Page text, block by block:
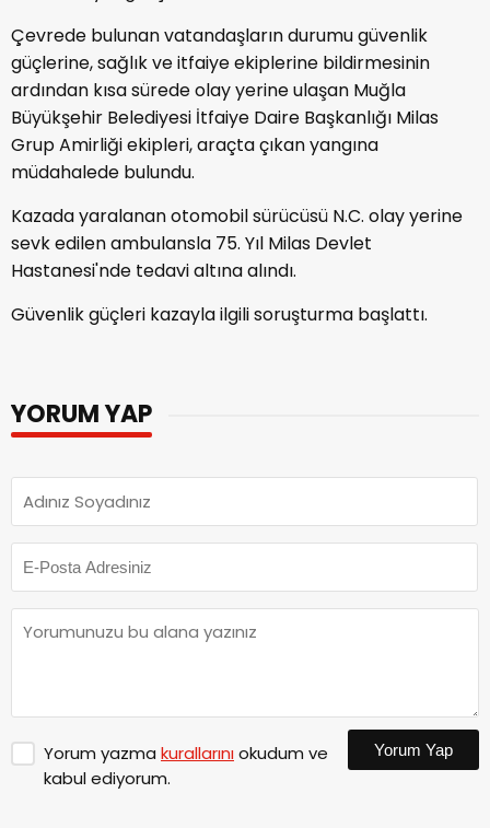
Çevrede bulunan vatandaşların durumu güvenlik
güçlerine, sağlık ve itfaiye ekiplerine bildirmesinin
ardından kısa sürede olay yerine ulaşan Muğla
Büyükşehir Belediyesi İtfaiye Daire Başkanlığı Milas
Grup Amirliği ekipleri, araçta çıkan yangına
müdahalede bulundu.
Kazada yaralanan otomobil sürücüsü N.C. olay yerine
sevk edilen ambulansla 75. Yıl Milas Devlet
Hastanesi'nde tedavi altına alındı.
Güvenlik güçleri kazayla ilgili soruşturma başlattı.
YORUM YAP
Yorum yazma kurallarınıokudum ve
kabul ediyorum.
Yorum Yap